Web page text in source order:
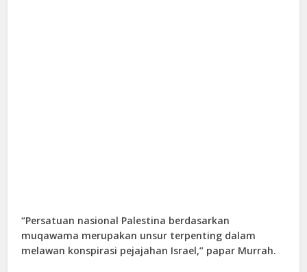
“Persatuan nasional Palestina berdasarkan
muqawama merupakan unsur terpenting dalam
melawan konspirasi pejajahan Israel,” papar Murrah.